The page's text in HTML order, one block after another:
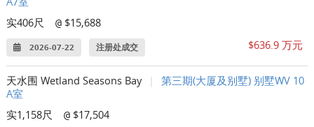
实406尺
@ $15,688
2026-07-22 注册处成交 $636.9 万元
天水围 Wetland Seasons Bay
第三期(大厦及别墅) 别墅WV 10
A室
实1,158尺
@ $17,504